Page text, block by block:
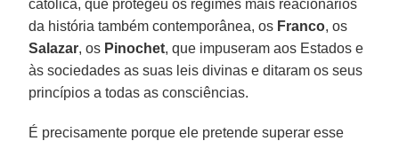
católica, que protegeu os regimes mais reacionários
da história também contemporânea, os Franco, os
Salazar, os Pinochet, que impuseram aos Estados e
às sociedades as suas leis divinas e ditaram os seus
princípios a todas as consciências.
É precisamente porque ele pretende superar esse